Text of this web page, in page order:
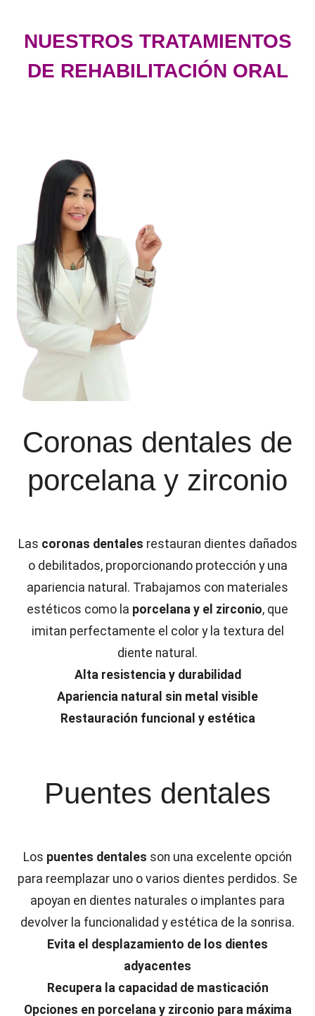
NUESTROS TRATAMIENTOS
DE REHABILITACIÓN ORAL
Coronas dentales de
porcelana y zirconio
Las coronas dentales restauran dientes dañados
o debilitados, proporcionando protección y una
apariencia natural. Trabajamos con materiales
estéticos como la porcelana y el zirconio, que
imitan perfectamente el color y la textura del
diente natural.
Alta resistencia y durabilidad
Apariencia natural sin metal visible
Restauración funcional y estética
Puentes dentales
Los puentes dentales son una excelente opción
para reemplazar uno o varios dientes perdidos. Se
apoyan en dientes naturales o implantes para
devolver la funcionalidad y estética de la sonrisa.
Evita el desplazamiento de los dientes
adyacentes
Recupera la capacidad de masticación
Opciones en porcelana y zirconio para máxima